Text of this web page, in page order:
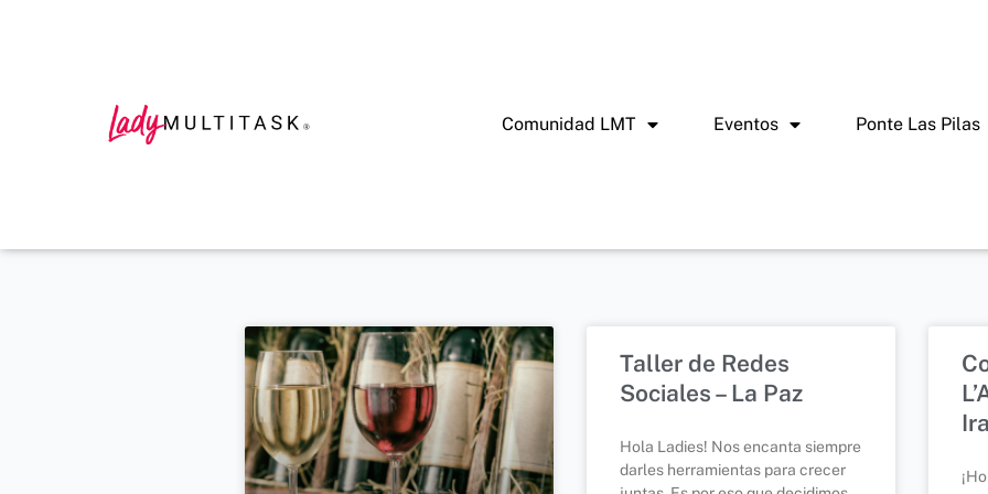
Comunidad LMT Eventos Ponte Las Pilas
Taller de Redes
Sociales – La Paz
Hola Ladies! Nos encanta siempre
darles herramientas para crecer